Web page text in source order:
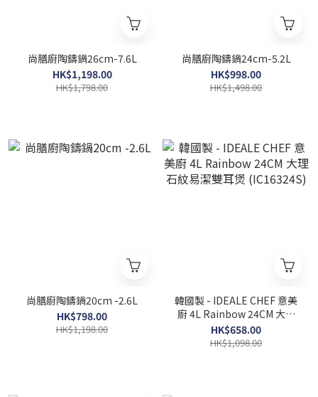
尚膳廚陶鑄鍋26cm-7.6L
HK$1,198.00
HK$1,798.00
尚膳廚陶鑄鍋24cm-5.2L
HK$998.00
HK$1,498.00
尚膳廚陶鑄鍋20cm -2.6L
HK$798.00
HK$1,198.00
韓國製 - IDEALE CHEF 意美
廚 4L Rainbow 24CM 大理
石紋易潔雙耳煲 (IC16324S)
HK$658.00
HK$1,098.00